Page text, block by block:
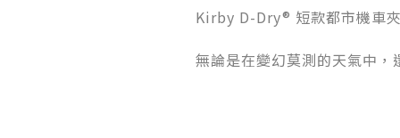
Kirby D-Dry® 短款都市機車
無論是在變幻莫測的天氣中